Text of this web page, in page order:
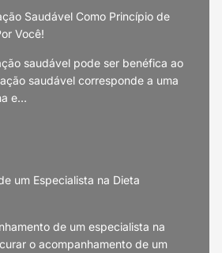
Saudável Como Princípio de
Você!
saudável pode ser benéfica ao
saudável corresponde a uma
e…
um Especialista na Dieta
de um especialista na
o acompanhamento de um